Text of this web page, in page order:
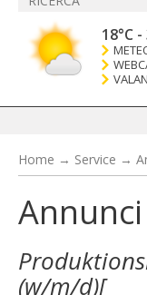
18°C -
Home → Service →
Annunci
(w/m/d)[